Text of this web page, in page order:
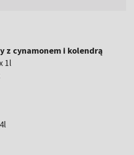
z cynamonem i kolendrą
1l